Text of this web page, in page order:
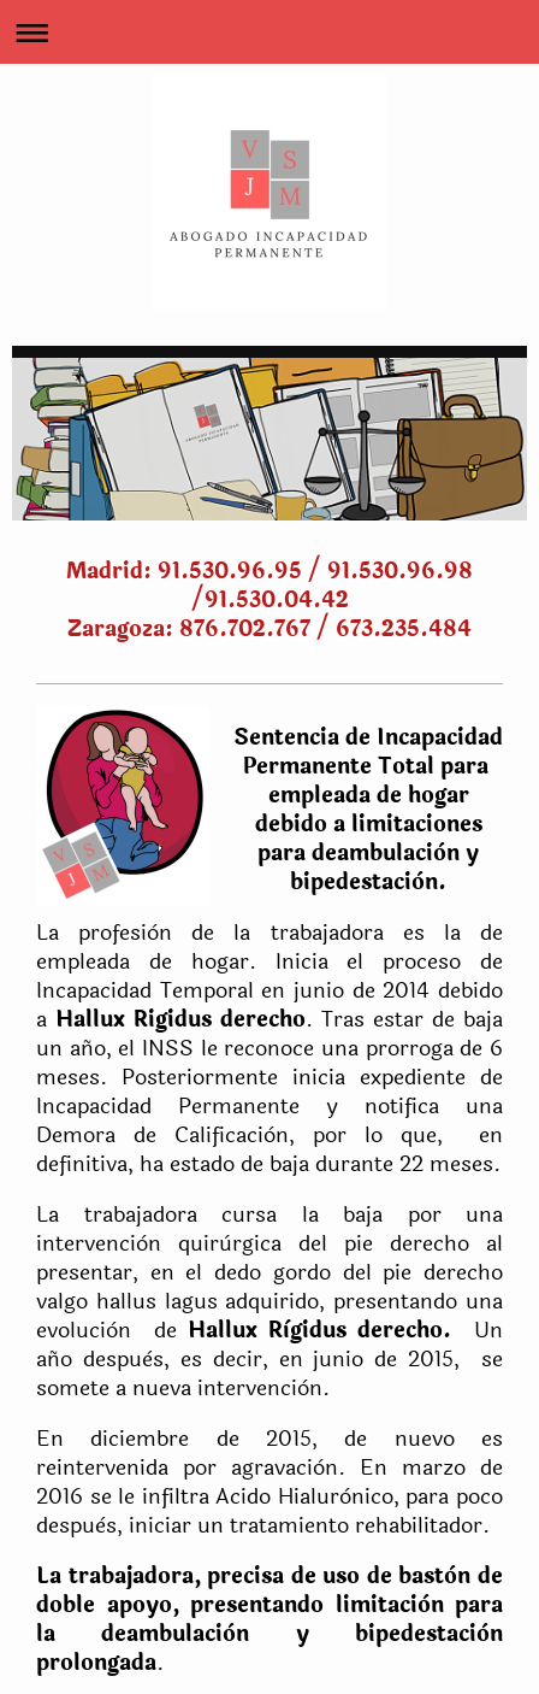
Madrid: 91.530.96.95 / 91.530.96.98
/91.530.04.42
Zaragoza: 876.702.767 / 673.235.484
Sentencia de Incapacidad
Permanente Total para
empleada de hogar
debido a limitaciones
para deambulaciòn y
bipedestaciòn.
La profesiòn de la trabajadora es la de
empleada de hogar. Inicia el proceso de
Incapacidad Temporal en junio de 2014 debido
a Hallux Rigidus derecho. Tras estar de baja
un año, el INSS le reconoce una prorroga de 6
meses. Posteriormente inicia expediente de
Incapacidad Permanente y notifica una
Demora de Calificaciòn, por lo que, en
definitiva, ha estado de baja durante 22 meses.
La trabajadora cursa la baja por una
intervenciòn quirùrgica del pie derecho al
presentar, en el dedo gordo del pie derecho
valgo hallus lagus adquirido, presentando una
evoluciòn de Hallux Rìgidus derecho. Un
año despuès, es decir, en junio de 2015, se
somete a nueva intervenciòn.
En diciembre de 2015, de nuevo es
reintervenida por agravaciòn. En marzo de
2016 se le infiltra Acido Hialurònico, para poco
despuès, iniciar un tratamiento rehabilitador.
La trabajadora, precisa de uso de bastòn de
doble apoyo, presentando limitaciòn para
la deambulaciòn y bipedestaciòn
prolongada.